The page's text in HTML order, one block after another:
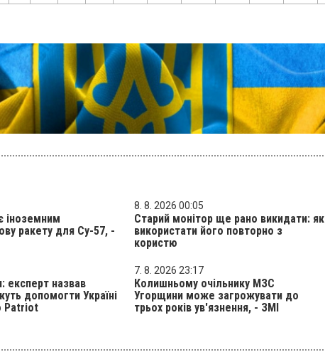
іноземним
ракету для Су-57, -
8. 8. 2026 00:05
Старий монітор ще рано викидати: як
використати його повторно з
користю
експерт назвав
допомогти Україні
Patriot
7. 8. 2026 23:17
Колишньому очільнику МЗС
Угорщини може загрожувати до
трьох років ув'язнення, - ЗМІ